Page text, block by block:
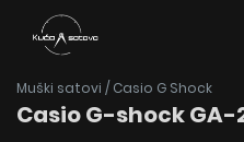
Muški satovi / Casio G Shock
Casio G-shock